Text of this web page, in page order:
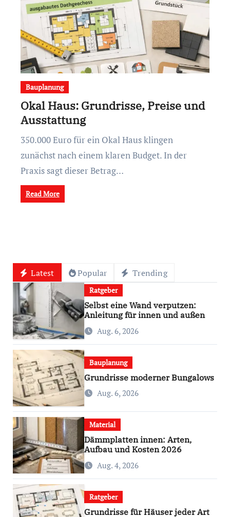
Bauplanung
Okal Haus: Grundrisse, Preise und
Ausstattung
350.000 Euro für ein Okal Haus klingen
zunächst nach einem klaren Budget. In der
Praxis sagt dieser Betrag…
Read More
Latest Popular Trending
Ratgeber
Selbst eine Wand verputzen:
Anleitung für innen und außen
Aug. 6, 2026
Bauplanung
Grundrisse moderner Bungalows
Aug. 6, 2026
Material
Dämmplatten innen: Arten,
Aufbau und Kosten 2026
Aug. 4, 2026
Ratgeber
Grundrisse für Häuser jeder Art